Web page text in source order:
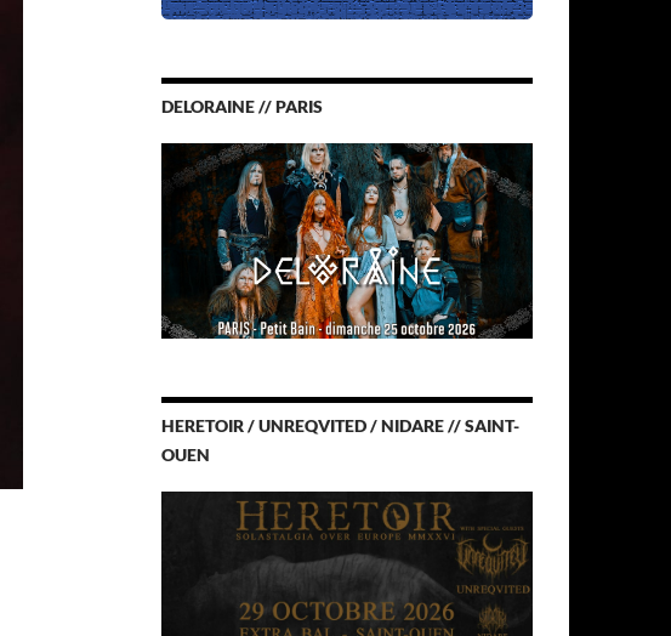
DELORAINE // PARIS
HERETOIR / UNREQVITED / NIDARE // SAINT-
OUEN